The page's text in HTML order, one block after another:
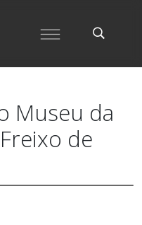
Museu da
de